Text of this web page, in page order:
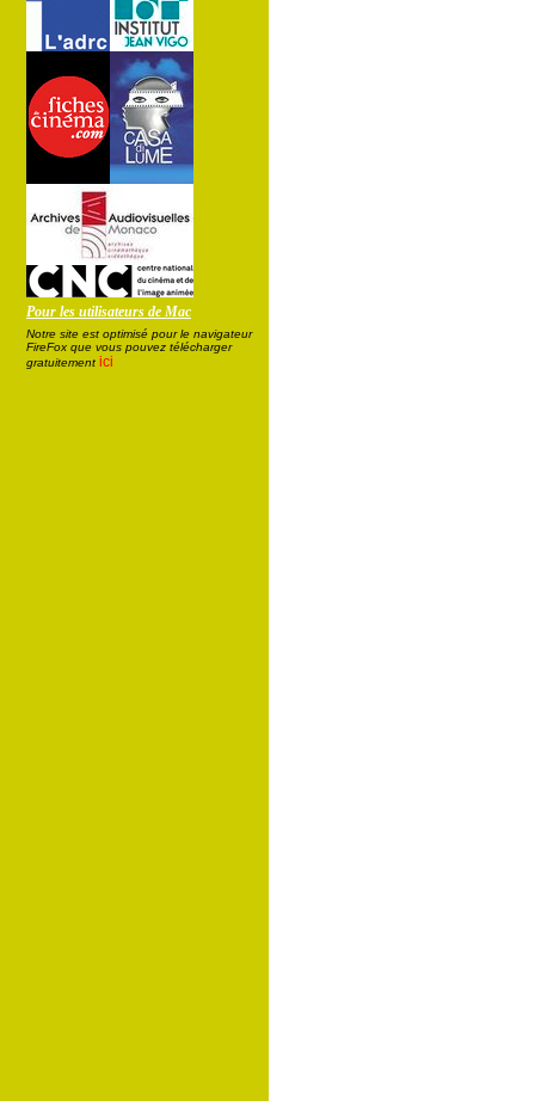
Pour les utilisateurs de Mac
Notre site est optimisé pour le navigateur
FireFox que vous pouvez télécharger
gratuitement ici